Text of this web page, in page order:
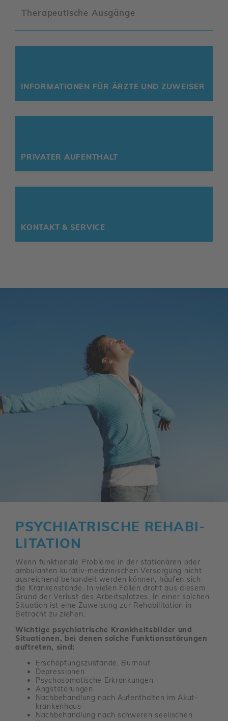
Thera­peu­ti­sche Ausgänge
INFOR­MA­TIONEN FÜR ÄRZTE UND ZUWEISER
PRIVATER AUFENT­HALT
KONTAKT & SERVICE
PSYCH­IA­TRI­SCHE REHA­BI­
LI­TA­TION
Wenn funk­tio­nale Probleme in der statio­nären oder
ambu­lanten kurativ-medi­zi­ni­schen Versor­gung nicht
ausrei­chend behan­delt werden können, häufen sich
die Kran­ken­stände. In vielen Fällen droht aus diesem
Grund der Verlust des Arbeits­platzes. In einer solchen
Situa­tion ist eine Zuwei­sung zur Reha­bi­li­ta­tion in
Betracht zu ziehen.
Wichtige psychiatrische Krankheitsbilder und
Situationen, bei denen solche Funktionsstörungen
auftreten, sind:
Erschöp­fungs­zu­stände, Burnout
Depres­sionen
Psycho­so­ma­ti­sche Erkran­kungen
Angst­stö­rungen
Nach­be­hand­lung nach Aufent­halten im Akut­
kran­ken­haus
Nach­be­hand­lung nach schweren seeli­schen